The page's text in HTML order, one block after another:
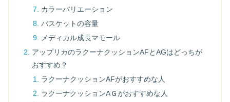
カラーバリエーション
バスケットの容量
メディカル成長マモール
アップリカのラクーナクッションAFとAGはどっちが
おすすめ？
ラクーナクッションAFがおすすめな人
ラクーナクッションAＧがおすすめな人